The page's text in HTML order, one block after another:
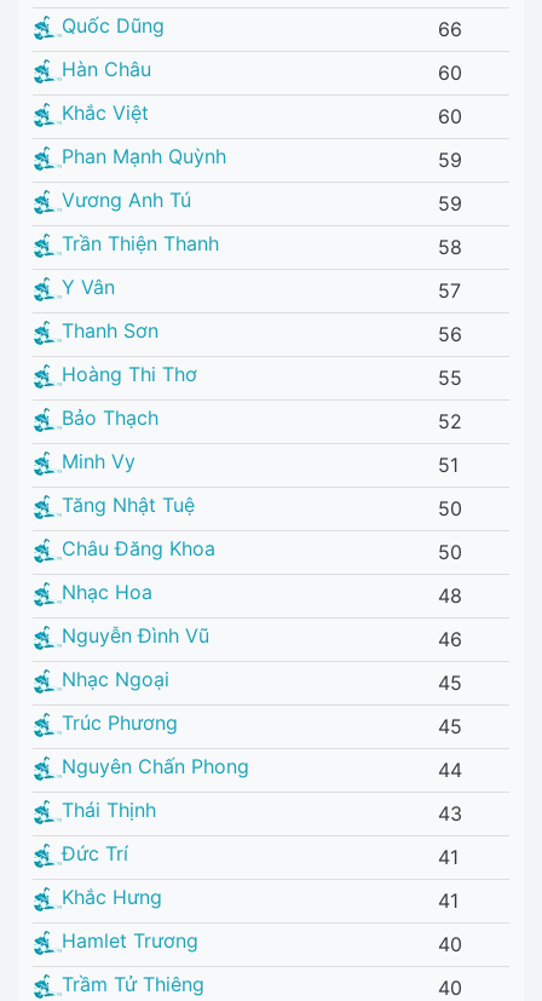
Quốc Dũng
66
Hàn Châu
60
Khắc Việt
60
Phan Mạnh Quỳnh
59
Vương Anh Tú
59
Trần Thiện Thanh
58
Y Vân
57
Thanh Sơn
56
Hoàng Thi Thơ
55
Bảo Thạch
52
Minh Vy
51
Tăng Nhật Tuệ
50
Châu Đăng Khoa
50
Nhạc Hoa
48
Nguyễn Đình Vũ
46
Nhạc Ngoại
45
Trúc Phương
45
Nguyên Chấn Phong
44
Thái Thịnh
43
Đức Trí
41
Khắc Hưng
41
Hamlet Trương
40
Trầm Tử Thiêng
40